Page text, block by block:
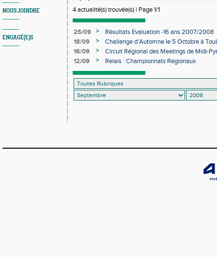
NOUS JOINDRE
ENGAGÉ(E)S
4 actualité(s) trouvée(s) | Page 1/1
25/09 >
Résultats Evaluation -16 ans 2007/2008
18/09
>
Challenge d'Automne le 5 Octobre à
16/09
>
Circuit Régional des Meetings de Midi-
Rodez
12/09 > Relais : Championnats Régionaux